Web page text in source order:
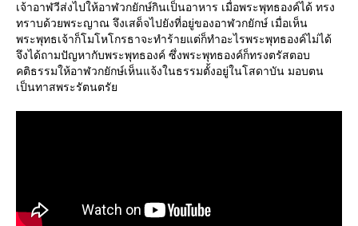
เจ้าอาฬวีส่งไปให้อาฬวกยักษ์กินเป็นอาหาร เมื่อพระพุทธองค์ได้ ทรง
ทราบด้วยพระญาณ จึงเสด็จไปยังที่อยู่ของอาฬวกยักษ์ เมื่อเห็น
พระพุทธเจ้าก็โมโหโกรธาจะทำร้ายแต่ก็ทำอะไรพระพุทธองค์ไม่ได้
จึงได้ถามปัญหากับพระพุทธองค์ ซึ่งพระพุทธองค์ก็ทรงตรัสตอบ
คติธรรมให้อาฬวกยักษ์เห็นแจ้งในธรรมตั้งอยู่ในโสดาบัน มอบตน
เป็นทาสพระรัตนตรั